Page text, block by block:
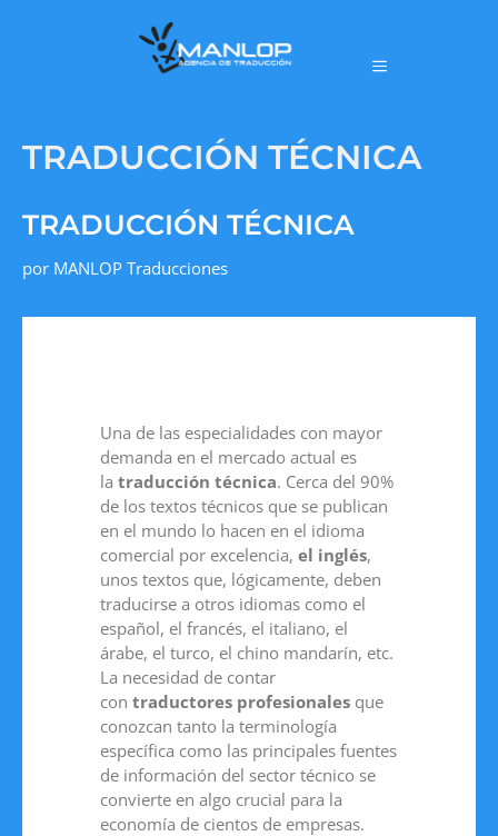
TRADUCCIÓN TÉCNICA
TRADUCCIÓN TÉCNICA
por MANLOP Traducciones
Una de las especialidades con mayor
demanda en el mercado actual es
la traducción técnica. Cerca del 90%
de los textos técnicos que se publican
en el mundo lo hacen en el idioma
comercial por excelencia, el inglés,
unos textos que, lógicamente, deben
traducirse a otros idiomas como el
español, el francés, el italiano, el
árabe, el turco, el chino mandarín, etc.
La necesidad de contar
con traductores profesionales que
conozcan tanto la terminología
específica como las principales fuentes
de información del sector técnico se
convierte en algo crucial para la
economía de cientos de empresas.